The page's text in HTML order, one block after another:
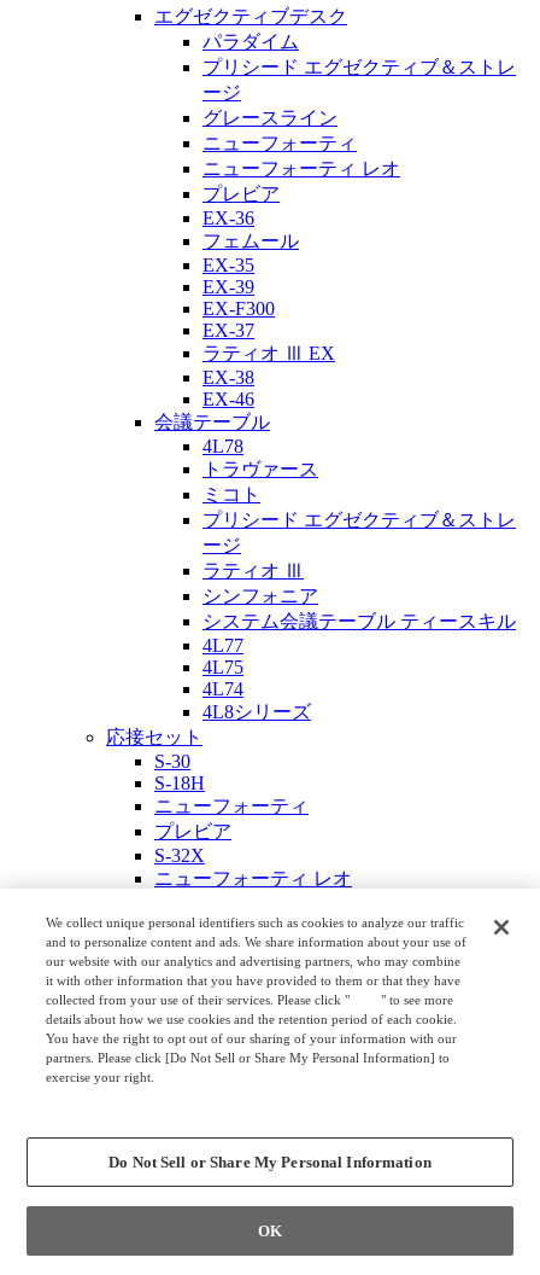
エグゼクティブデスク
パラダイム
プリシード エグゼクティブ＆ストレ
ージ
グレースライン
ニューフォーティ
ニューフォーティ レオ
プレビア
EX-36
フェムール
EX-35
EX-39
EX-F300
EX-37
ラティオ Ⅲ EX
EX-38
EX-46
会議テーブル
4L78
トラヴァース
ミコト
プリシード エグゼクティブ＆ストレ
ージ
ラティオ Ⅲ
シンフォニア
システム会議テーブル ティースキル
4L77
4L75
4L74
4L8シリーズ
応接セット
S-30
S-18H
ニューフォーティ
プレビア
S-32X
ニューフォーティ レオ
LX15
フェムール
S-15
S-70X
S-29S
リテラ
ワークブース
We collect unique personal identifiers such as cookies to analyze our traffic
and to personalize content and ads. We share information about your use of
our website with our analytics and advertising partners, who may combine
it with other information that you have provided to them or that they have
collected from your use of their services. Please click "
here" to see more
details about how we use cookies and the retention period of each cookie.
You have the right to opt out of our sharing of your information with our
partners. Please click [Do Not Sell or Share My Personal Information] to
exercise your right.
Do Not Sell or Share My Personal Information
OK